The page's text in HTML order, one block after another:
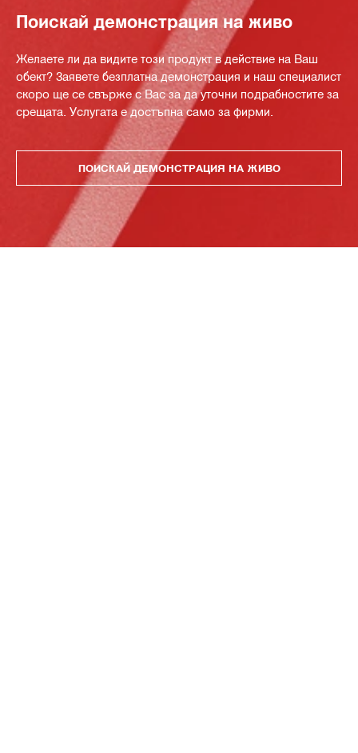
Поискай демонстрация на живо
Желаете ли да видите този продукт в действие на Ваш
обект? Заявете безплатна демонстрация и наш специалист
скоро ще се свърже с Вас за да уточни подрабностите за
срещата. Услугата е достъпна само за фирми.
ПОИСКАЙ ДЕМОНСТРАЦИЯ НА ЖИВО